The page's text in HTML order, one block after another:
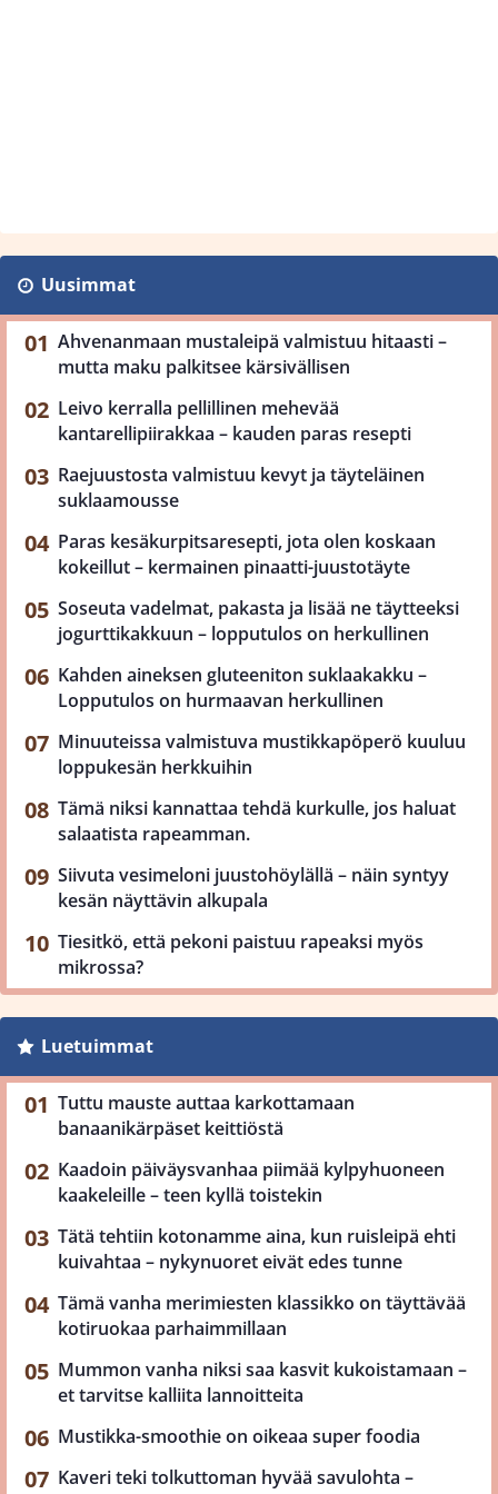
Uusimmat
Ahvenanmaan mustaleipä valmistuu hitaasti –
mutta maku palkitsee kärsivällisen
Leivo kerralla pellillinen mehevää
kantarellipiirakkaa – kauden paras resepti
Raejuustosta valmistuu kevyt ja täyteläinen
suklaamousse
Paras kesäkurpitsaresepti, jota olen koskaan
kokeillut – kermainen pinaatti-juustotäyte
Soseuta vadelmat, pakasta ja lisää ne täytteeksi
jogurttikakkuun – lopputulos on herkullinen
Kahden aineksen gluteeniton suklaakakku –
Lopputulos on hurmaavan herkullinen
Minuuteissa valmistuva mustikkapöperö kuuluu
loppukesän herkkuihin
Tämä niksi kannattaa tehdä kurkulle, jos haluat
salaatista rapeamman.
Siivuta vesimeloni juustohöylällä – näin syntyy
kesän näyttävin alkupala
Tiesitkö, että pekoni paistuu rapeaksi myös
mikrossa?
Luetuimmat
Tuttu mauste auttaa karkottamaan
banaanikärpäset keittiöstä
Kaadoin päiväysvanhaa piimää kylpyhuoneen
kaakeleille – teen kyllä toistekin
Tätä tehtiin kotonamme aina, kun ruisleipä ehti
kuivahtaa – nykynuoret eivät edes tunne
Tämä vanha merimiesten klassikko on täyttävää
kotiruokaa parhaimmillaan
Mummon vanha niksi saa kasvit kukoistamaan –
et tarvitse kalliita lannoitteita
Mustikka-smoothie on oikeaa super foodia
Kaveri teki tolkuttoman hyvää savulohta –